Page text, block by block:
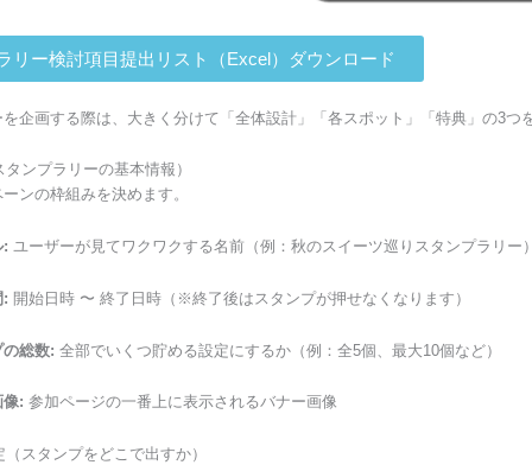
リー検討項目提出リスト（Excel）ダウンロード
企画する際は、大きく分けて「全体設計」「各スポット」「特典」の3つ
ンプラリーの基本情報）
ンの枠組みを決めます。
: ユーザーが見てワクワクする名前（例：秋のスイーツ巡りスタンプラリー
: 開始日時 〜 終了日時（※終了後はスタンプが押せなくなります）
総数: 全部でいくつ貯める設定にするか（例：全5個、最大10個など）
像: 参加ページの一番上に表示されるバナー画像
スタンプをどこで出すか）